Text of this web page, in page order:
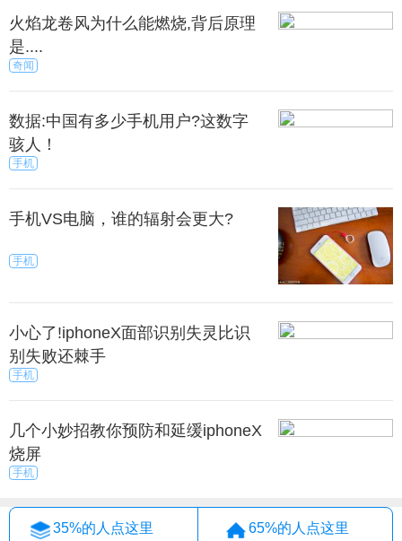
火焰龙卷风为什么能燃烧,背后原理
是....
奇闻
数据:中国有多少手机用户?这数字
骇人！
手机
手机VS电脑，谁的辐射会更大?
手机
小心了!iphoneX面部识别失灵比识
别失败还棘手
手机
几个小妙招教你预防和延缓iphoneX
烧屏
手机
35%的人点这里 65%的人点这里